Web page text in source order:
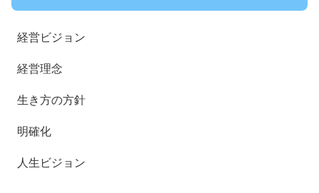
経営ビジョン
経営理念
生き方の方針
明確化
人生ビジョン